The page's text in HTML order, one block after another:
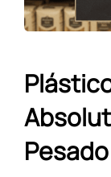
Pesado